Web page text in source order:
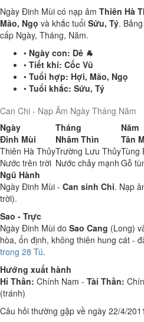
Ngày Đinh Mùi có nạp âm Thiên Hà
Mão, Ngọ và khắc tuổi Sửu, Tý.
cấp Ngày, Tháng, Năm.
• Ngày con: Dê 🐐
• Tiết khí: Cốc Vũ
• Tuổi hợp: Hợi, Mão, Ngọ
• Tuổi khắc: Sửu, Tý
Can Chi - Nạp Âm Ngày Tháng Năm
Ngày
Tháng
Năm
Đinh Mùi
Nhâm Thìn
Tân
Thiên Hà ThủyTrường Lưu ThủyTùng
Nước trên trời Nước chảy mạnh Gỗ
Ngũ Hành
Ngày Đinh Mùi - Can sinh Chi. Nạp
trời).
Sao - Trực
Ngày Đinh Mùi do Sao Cang (Long)
hòa, ổn định, không thiên hung cát -
trong 28 Tú.
Hướng xuất hành
Hỉ Thần: Chính Nam - Tài Thần:
(tránh)
Câu hỏi thường gặp về ngày 22/4/2011